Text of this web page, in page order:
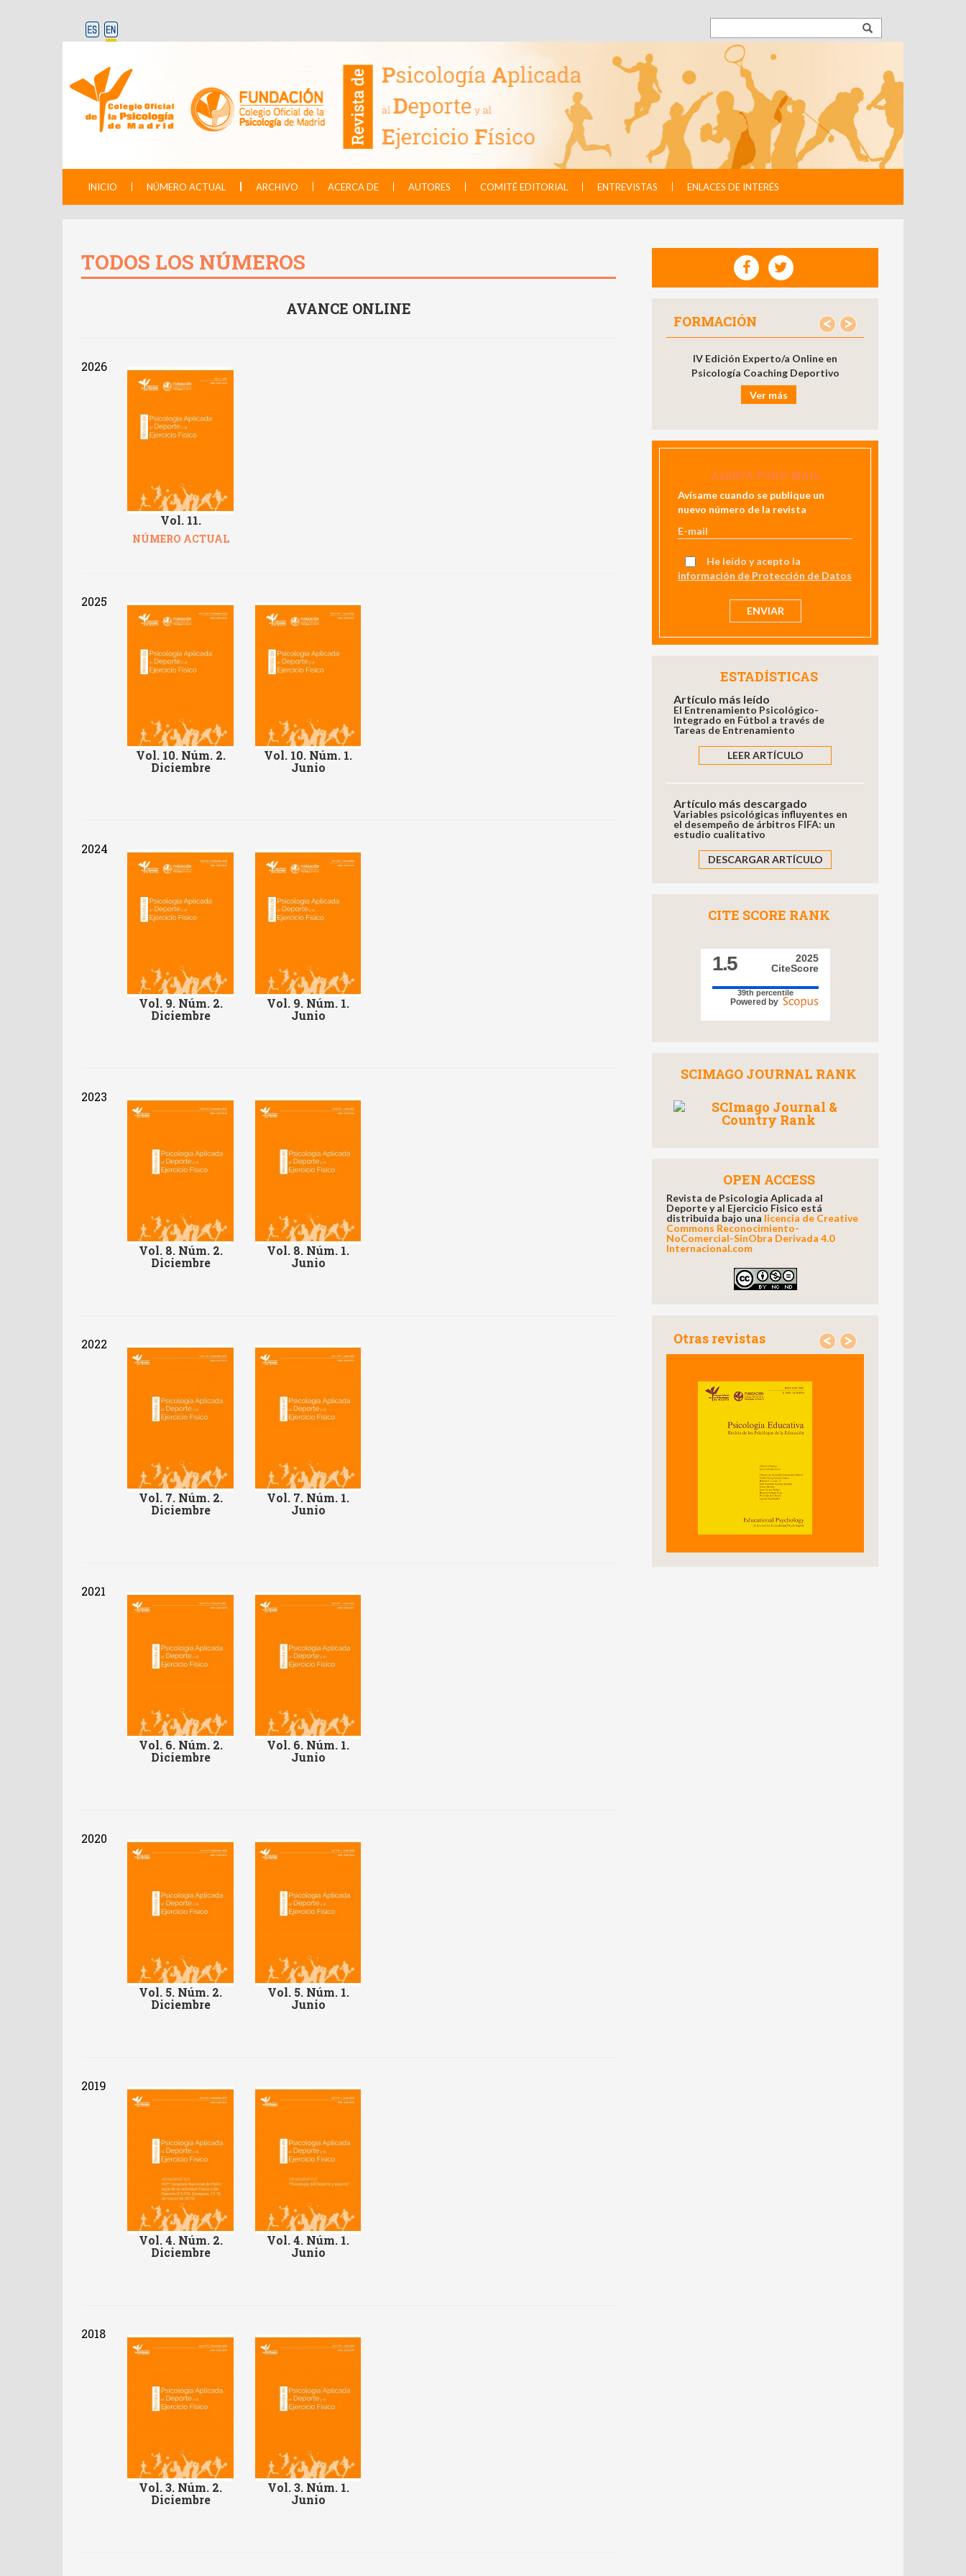
INICIO NÚMERO ACTUAL ARCHIVO ACERCA DE AUTORES COMITÉ EDITORIAL ENTREVISTAS ENLACES DE INTERÉS
TODOS LOS NÚMEROS
AVANCE ONLINE
2026
Vol. 11.
NÚMERO ACTUAL
2025
Vol. 10. Núm. 2.
Diciembre
Vol. 10. Núm. 1.
Junio
2024
Vol. 9. Núm. 2.
Diciembre
Vol. 9. Núm. 1.
Junio
2023
Vol. 8. Núm. 2.
Diciembre
Vol. 8. Núm. 1.
Junio
2022
Vol. 7. Núm. 2.
Diciembre
Vol. 7. Núm. 1.
Junio
2021
Vol. 6. Núm. 2.
Diciembre
Vol. 6. Núm. 1.
Junio
2020
Vol. 5. Núm. 2.
Diciembre
Vol. 5. Núm. 1.
Junio
2019
Vol. 4. Núm. 2.
Diciembre
Vol. 4. Núm. 1.
Junio
2018
Vol. 3. Núm. 2.
Diciembre
Vol. 3. Núm. 1.
Junio
FORMACIÓN < >
IV Edición Experto/a Online en
Psicología Coaching Deportivo
Ver más
ALERTA POR E-MAIL
Avísame cuando se publique un
nuevo número de la revista
He leído y acepto la
información de Protección de Datos
ESTADÍSTICAS
Artículo más leído
El Entrenamiento Psicológico-
Integrado en Fútbol a través de
Tareas de Entrenamiento
LEER ARTÍCULO
Artículo más descargado
Variables psicológicas influyentes en
el desempeño de árbitros FIFA: un
estudio cualitativo
DESCARGAR ARTÍCULO
CITE SCORE RANK
1.5
2025
CiteScore
39th percentile
Powered by
SCIMAGO JOURNAL RANK
OPEN ACCESS
Revista de Psicologia Aplicada al
Deporte y al Ejercicio Fisico está
distribuida bajo una licencia de Creative
Commons Reconocimiento-
NoComercial-SinObra Derivada 4.0
Internacional.com
Otras revistas < >